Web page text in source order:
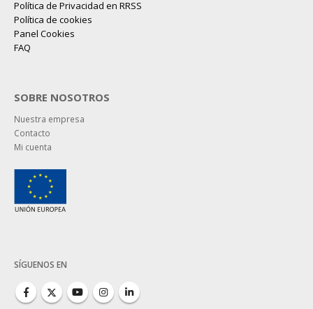
Política de Privacidad en RRSS
Política de cookies
Panel Cookies
FAQ
SOBRE NOSOTROS
Nuestra empresa
Contacto
Mi cuenta
SÍGUENOS EN